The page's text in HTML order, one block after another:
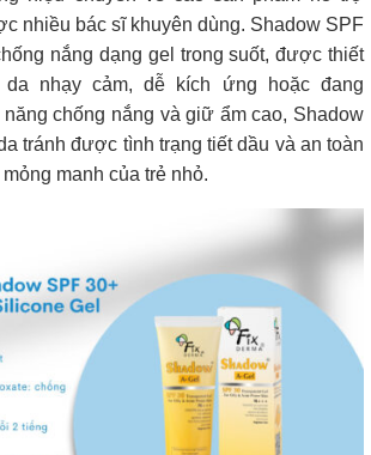
nhiều bác sĩ khuyên dùng. Shadow SPF
nắng dạng gel trong suốt, được thiết
nhạy cảm, dễ kích ứng hoặc đang
chống nắng và giữ ẩm cao, Shadow
tránh được tình trạng tiết dầu và an toàn
manh của trẻ nhỏ.